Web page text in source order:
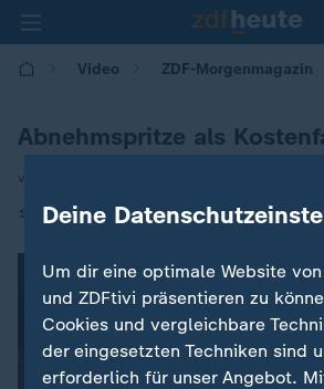
Video ZDF-Morgenmagazin
Abnehmspritze als
von R. Leskovar I M. Buschbaum
14.11.2025 | 05:30
Deine
Um dir eine optimale Website von
und ZDFtivi präsentieren zu
Cookies und vergleichbare
der eingesetzten Techniken sind
erforderlich für unser Angebot.